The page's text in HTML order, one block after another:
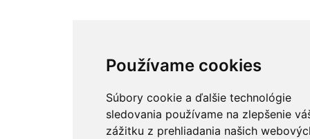
Používame cookies
Súbory cookie a ďalšie technológie
sledovania používame na zlepšenie
zážitku z prehliadania našich